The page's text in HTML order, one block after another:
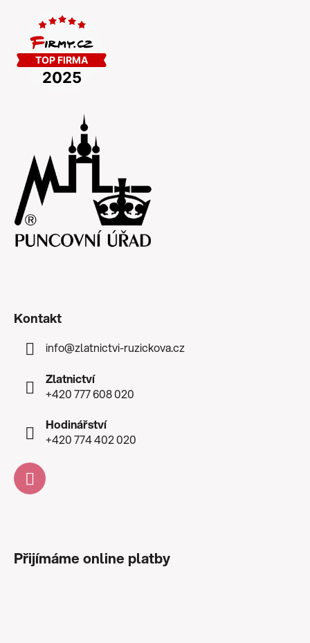
Kontakt
info@zlatnictvi-ruzickova.cz
Zlatnictví
+420 777 608 020
Hodinářství
+420 774 402 020
Přijímáme online platby